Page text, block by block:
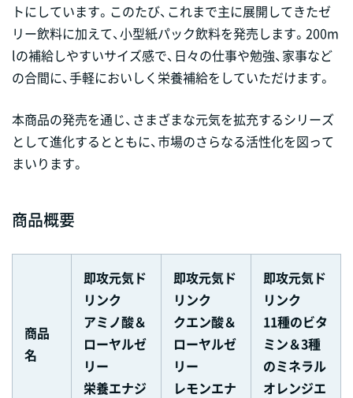
トにしています。このたび、これまで主に展開してきたゼ
リー飲料に加えて、小型紙パック飲料を発売します。200m
lの補給しやすいサイズ感で、日々の仕事や勉強、家事など
の合間に、手軽においしく栄養補給をしていただけます。
本商品の発売を通じ、さまざまな元気を拡充するシリーズ
として進化するとともに、市場のさらなる活性化を図って
まいります。
商品概要
商品
名
即攻元気ド
リンク
アミノ酸＆
ローヤルゼ
リー
栄養エナジ
即攻元気ド
リンク
クエン酸＆
ローヤルゼ
リー
レモンエナ
即攻元気ド
リンク
11種のビタ
ミン＆3種
のミネラル
オレンジエ